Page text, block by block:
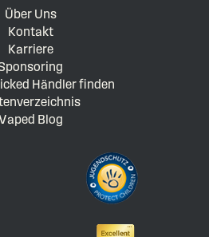
Über Uns
Kontakt
Karriere
Händler finden
Blog